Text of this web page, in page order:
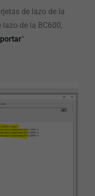
de lazo de la
de la BC600,
”